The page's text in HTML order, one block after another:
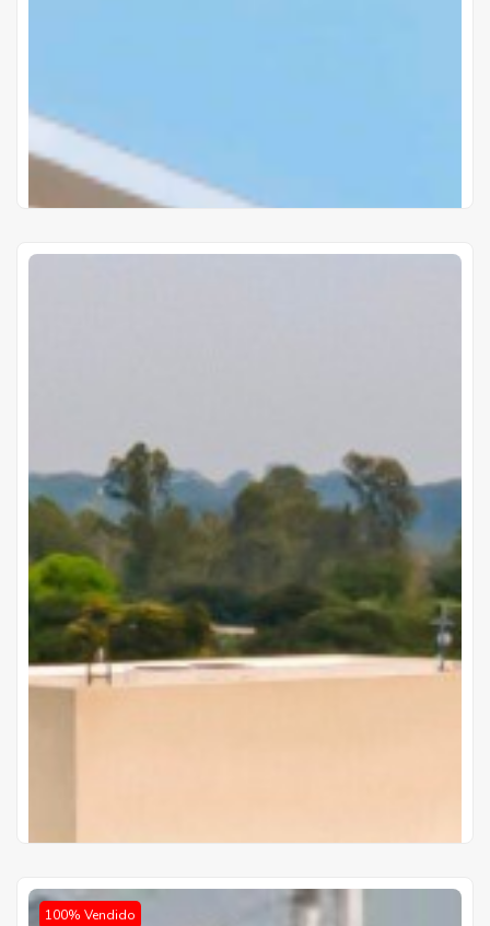
Proyectos Terminados
Ventura Carmelitas
Prof. Manuel Riquelme c/ Av. Molas López
Precio desde Gs 1.077.000.000
Cuotas de
Gs 16.540.000
10 años de plazo
100% Vendido